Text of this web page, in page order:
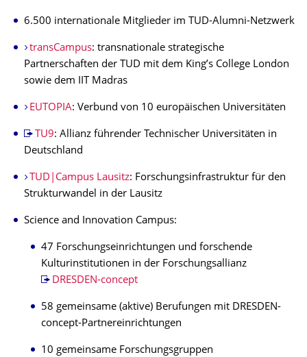
6.500 internationale Mitglieder im TUD-Alumni-Netzwerk
transCampus: transnationale strategische
Partnerschaften der TUD mit dem King’s College London
sowie dem IIT Madras
EUTOPIA: Verbund von 10 europäischen Universitäten
TU9: Allianz führender Technischer Universitäten in
Deutschland
TUD|Campus Lausitz: Forschungsinfrastruktur für den
Strukturwandel in der Lausitz
Science and Innovation Campus:
47 Forschungseinrichtungen und forschende
Kulturinstitutionen in der Forschungsallianz
DRESDEN-concept
58 gemeinsame (aktive) Berufungen mit DRESDEN-
concept-Partnereinrichtungen
10 gemeinsame Forschungsgruppen